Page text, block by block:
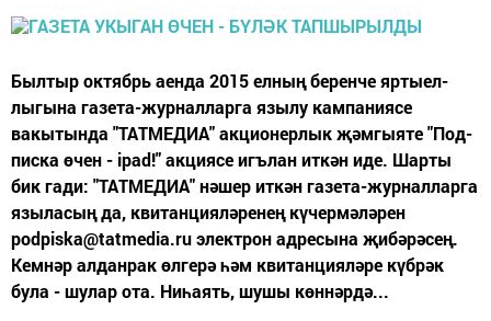
Былтыр октябрь аенда 2015 елның беренче яртыел­
лыгына газета-журналларга язылу кампаниясе
вакытында "ТАТМЕДИА" акционерлык җәмгыяте "Под­­
писка өчен - ipad!" акциясе игълан иткән иде. Шарты
бик гади: "ТАТМЕДИА" нәшер иткән газета-журналларга
языласың да, кви­танцияләренең кү­чер­мә­ләрен
podpiska@tatmedia.ru электрон адресына җибәрәсең.
Кемнәр алданрак өлгерә һәм квитанцияләре күбрәк
була - шулар ота. Ниһаять, шушы көннәрдә...